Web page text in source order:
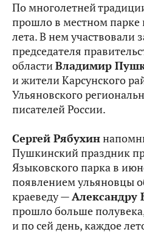
По многолетней
прошло в местном парке
лета. В нем участвовали
председателя
областиВладимир
и жители Карсунского
Ульяновского
писателей России.
Сергей Рябухин
Пушкинский праздник
Языковского парка в
появлением ульяновцы
краеведу —Александру
прошло больше
и по сей день, каждое